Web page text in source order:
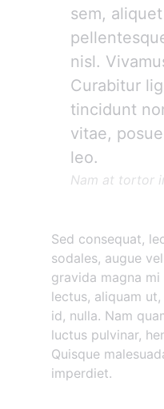
sem,
nisl.
Curabitur
tincidunt
vitae,
leo.
Nam at tortor
Sed consequat,
sodales, augue
gravida magna
lectus, aliquam
id, nulla. Nam
luctus pulvinar,
Quisque
imperdiet.